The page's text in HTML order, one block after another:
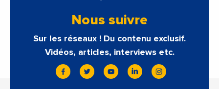
Nous suivre
Sur les réseaux ! Du contenu exclusif.
Vidéos, articles, interviews etc.